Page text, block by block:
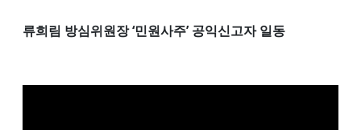
류희림 방심위원장 ‘민원사주’ 공익신고자 일동